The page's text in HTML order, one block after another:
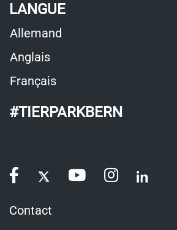
LANGUE
Allemand
Anglais
Français
#TIERPARKBERN
Contact